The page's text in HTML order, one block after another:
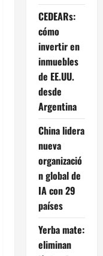
CEDEARs:
cómo
invertir en
inmuebles
de EE.UU.
desde
Argentina
China lidera
nueva
organizació
n global de
IA con 29
países
Yerba mate:
eliminan